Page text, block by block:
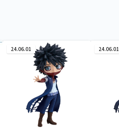
24.06.01 24.06.01